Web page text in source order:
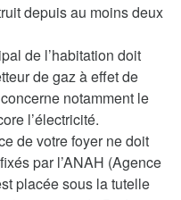
depuis au moins deux
de l’habitation doit
de gaz à effet de
notamment le
l’électricité.
de votre foyer ne doit
par l’ANAH (Agence
placée sous la tutelle